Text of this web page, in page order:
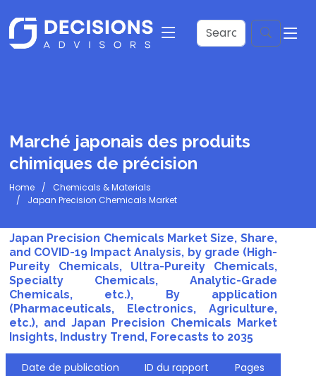
Marché japonais des produits
chimiques de précision
Home
Chemicals & Materials
Japan Precision Chemicals Market
Japan Precision Chemicals Market Size, Share,
and COVID-19 Impact Analysis, by grade (High-
Pureity Chemicals, Ultra-Pureity Chemicals,
Specialty Chemicals, Analytic-Grade
Chemicals, etc.), By application
(Pharmaceuticals, Electronics, Agriculture,
etc.), and Japan Precision Chemicals Market
Insights, Industry Trend, Forecasts to 2035
Date de publication
ID du rapport
Pages